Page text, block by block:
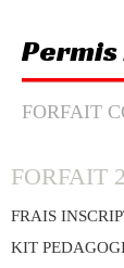
Permis
FORFAIT
FORFAIT
FRAIS
KIT